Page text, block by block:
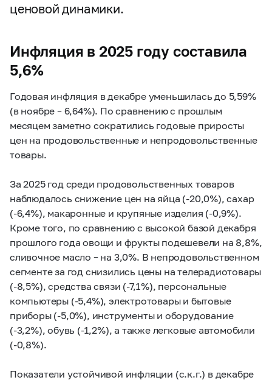
ценовой динамики.
Инфляция в 2025 году составила
5,6%
Годовая инфляция в декабре уменьшилась до 5,59%
(в ноябре – 6,64%). По сравнению с прошлым
месяцем заметно сократились годовые приросты
цен на продовольственные и непродовольственные
товары.
За 2025 год среди продовольственных товаров
наблюдалось снижение цен на яйца (-20,0%), сахар
(-6,4%), макаронные и крупяные изделия (-0,9%).
Кроме того, по сравнению с высокой базой декабря
прошлого года овощи и фрукты подешевели на 8,8%,
сливочное масло – на 3,0%. В непродовольственном
сегменте за год снизились цены на телерадиотовары
(-8,5%), средства связи (-7,1%), персональные
компьютеры (-5,4%), электротовары и бытовые
приборы (-5,0%), инструменты и оборудование
(-3,2%), обувь (-1,2%), а также легковые автомобили
(-0,8%).
Показатели устойчивой инфляции (с.к.г.) в декабре